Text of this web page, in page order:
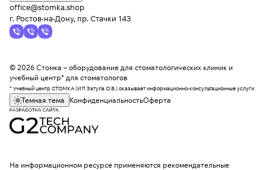
office@stomka.shop
г. Ростов-на-Дону, пр. Стачки 143
© 2026 Стомка – оборудование для стоматологических клиник и
учебный центр* для стоматологов
* Учебный центр СТОМКА (ИП Затула О.В.) оказывает информационно-консультационные услуги
Темная тема КонфиденциальностьОферта
На информационном ресурсе применяются рекомендательные